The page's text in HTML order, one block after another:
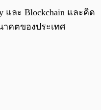
และ Blockchain และคิด
าคตของประเทศ